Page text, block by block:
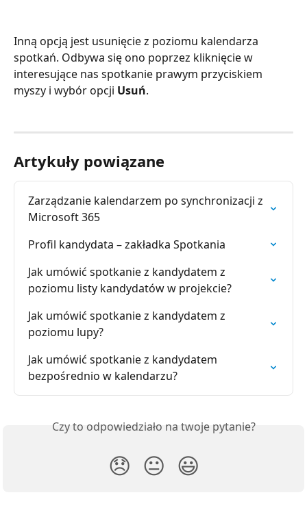
Inną opcją jest usunięcie z poziomu kalendarza
spotkań. Odbywa się ono poprzez kliknięcie w
interesujące nas spotkanie prawym przyciskiem
myszy i wybór opcji Usuń.
Artykuły powiązane
Zarządzanie kalendarzem po synchronizacji z
Microsoft 365
Profil kandydata – zakładka Spotkania
Jak umówić spotkanie z kandydatem z
poziomu listy kandydatów w projekcie?
Jak umówić spotkanie z kandydatem z
poziomu lupy?
Jak umówić spotkanie z kandydatem
bezpośrednio w kalendarzu?
Czy to odpowiedziało na twoje pytanie?
😞 😐 😃